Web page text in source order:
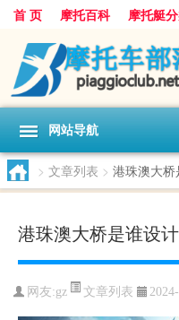
首 页 摩托百科 摩托艇
网站导航
> 文章列表 > 港珠澳大
港珠澳大桥是谁设
网友:gz 文章列表